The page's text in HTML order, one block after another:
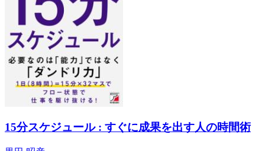
15分スケジュール : すぐに成果を出す人の時間術